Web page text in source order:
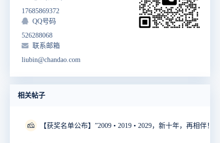
17685869372
QQ号码
526288068
联系邮箱
liubin@chandao.com
相关帖子
🧀